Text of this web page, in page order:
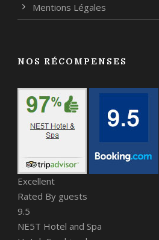
Mentions Légales
NOS RÉCOMPENSES
Excellent
Rated By guests
9.5
NE5T Hotel and Spa